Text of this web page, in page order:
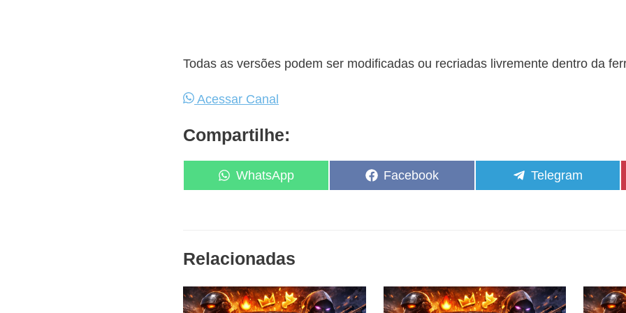
Todas as versões podem ser modificadas ou recriadas livremente dentro da
Acessar Canal
Compartilhe:
Share
on
WhatsApp
Share
on
Facebook
Share
on
Telegram
Relacionadas